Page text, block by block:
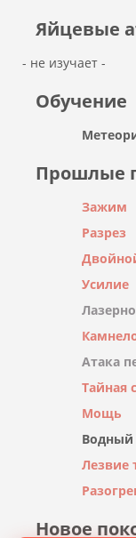
Яйцевые
- не изучает -
Обучение
Прошлые
Зажим
Разрез
Усилие
Атака
Тайная
Мощь
Водный
Лезвие
Новое